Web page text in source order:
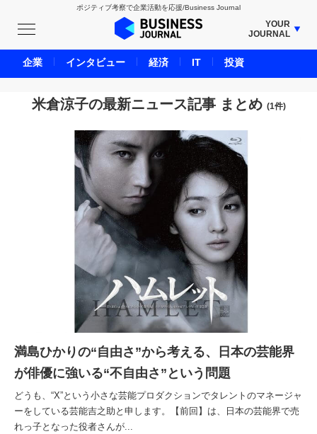
ポジティブ考察で企業活動を応援/Business Journal
YOUR
JOURNAL
BUSINESS JOURNAL
UNICORN JOURNAL
CARBON CREDITS JOURNAL
ENERGY MANAGEMENT JOURNAL
INBOUND JOURNAL
LIFE ENDING JOURNAL
AI JOURNAL
REAL ESTATE BROKERAGE JOURNAL
SMART MARKETING JOURNAL
BPaaS JOURNAL
ADOPTABLE DOG JOURNAL
米倉涼子の最新ニュース記事 まとめ (1件)
満島ひかりの“自由さ”から考える、日本の芸能界
が俳優に強いる“不自由さ”という問題
どうも、“X”という小さな芸能プロダクションでタレントのマネージャ
ーをしている芸能吉之助と申します。【前回】は、日本の芸能界で売
れっ子となった役者さんが...
企業 インタビュー 経済 IT 投資